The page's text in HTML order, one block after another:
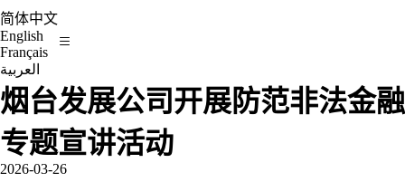
简体中文
English
Français
العربية
烟台发展公司开展防范非法金融
专题宣讲活动
2026-03-26